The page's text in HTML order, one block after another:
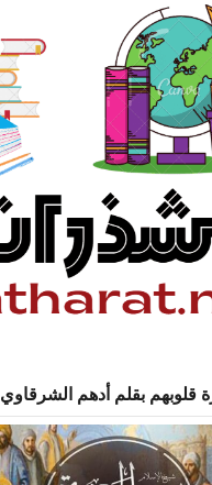
قلوبهم بقلم أدهم الشرقاوي